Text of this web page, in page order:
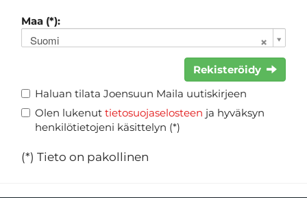
Maa (*):
Suomi
Rekisteröidy
Haluan tilata Joensuun Maila uutiskirjeen
Olen lukenut tietosuojaselosteen ja hyväksyn
henkilötietojeni käsittelyn (*)
(*) Tieto on pakollinen